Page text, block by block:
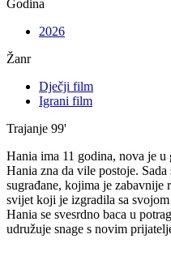
Godina
2026
Žanr
Dječji film
Igrani film
Trajanje 99'
Hania ima 11 godina, nova je
Hania zna da vile postoje.
sugrađane, kojima je zabavnije
svijet koji je izgradila sa
Hania se svesrdno baca u
udružuje snage s novim